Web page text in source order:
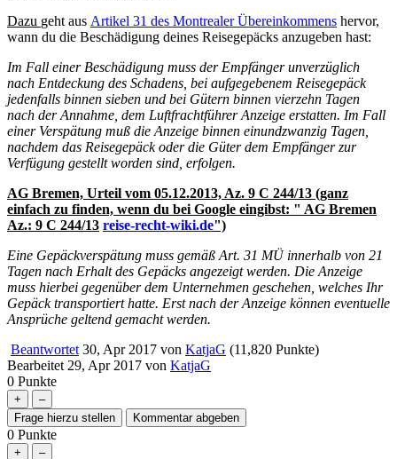
Dazu geht aus Artikel 31 des Montrealer Übereinkommens hervor,
wann du die Beschädigung deines Reisegepäcks anzugeben hast:
Im Fall einer Beschädigung muss der Empfänger unverzüglich
nach Entdeckung des Schadens, bei aufgegebenem Reisegepäck
jedenfalls binnen sieben und bei Gütern binnen vierzehn Tagen
nach der Annahme, dem Luftfrachtführer Anzeige erstatten. Im Fall
einer Verspätung muß die Anzeige binnen einundzwanzig Tagen,
nachdem das Reisegepäck oder die Güter dem Empfänger zur
Verfügung gestellt worden sind, erfolgen.
AG Bremen, Urteil vom 05.12.2013, Az. 9 C 244/13 (ganz
einfach zu finden, wenn du bei Google eingibst: " AG Bremen
Az.: 9 C 244/13 reise-recht-wiki.de")
Eine Gepäckverspätung muss gemäß Art. 31 MÜ innerhalb von 21
Tagen nach Erhalt des Gepäcks angezeigt werden. Die Anzeige
muss hierbei gegenüber dem Unternehmen geschehen, welches Ihr
Gepäck transportiert hatte. Erst nach der Anzeige können eventuelle
Ansprüche geltend gemacht werden.
Beantwortet 30, Apr 2017 von KatjaG (11,820 Punkte)
Bearbeitet 29, Apr 2017 von KatjaG
0 Punkte
0 Punkte